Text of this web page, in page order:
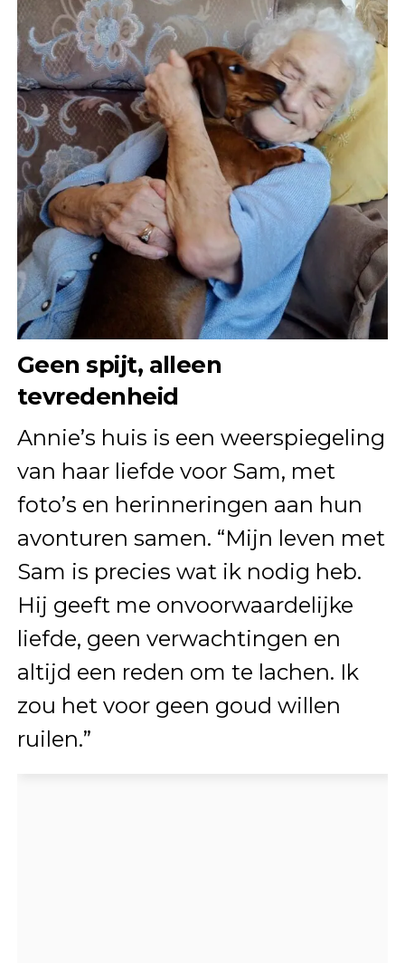
Geen spijt, alleen
tevredenheid
Annie’s huis is een weerspiegeling
van haar liefde voor Sam, met
foto’s en herinneringen aan hun
avonturen samen. “Mijn leven met
Sam is precies wat ik nodig heb.
Hij geeft me onvoorwaardelijke
liefde, geen verwachtingen en
altijd een reden om te lachen. Ik
zou het voor geen goud willen
ruilen.”